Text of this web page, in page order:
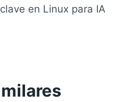
clave en Linux para IA